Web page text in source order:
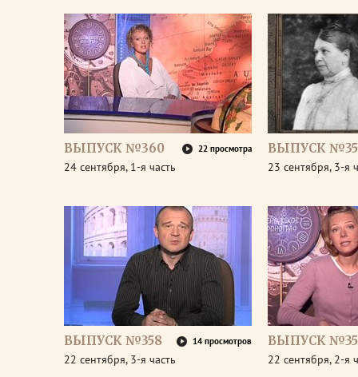
ВЫПУСК №360 22 просмотра
24 сентября, 1-я часть
ВЫПУСК
23 сентября, 3-я
ВЫПУСК №358 14 просмотров
22 сентября, 3-я часть
ВЫПУСК
22 сентября, 2-я